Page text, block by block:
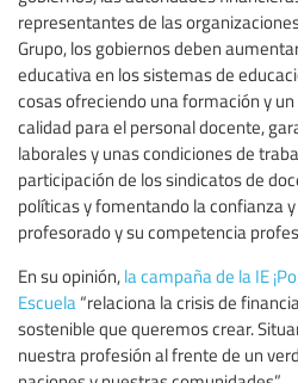
representantes de las
Grupo, los gobiernos deben
educativa en los sistemas de
cosas ofreciendo una formación y
calidad para el personal docente,
laborales y unas condiciones de
participación de los sindicatos de
políticas y fomentando la confianza
profesorado y su competencia
En su opinión, la campaña de la IE
Escuela “relaciona la crisis de
sostenible que queremos crear.
nuestra profesión al frente de un